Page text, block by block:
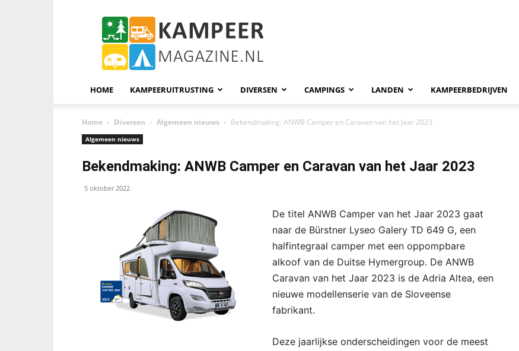
KampeerMagazine
HOME KAMPEERUITRUSTING DIVERSEN CAMPINGS LANDEN KAMPEERBEDRIJVEN
Home Diversen Algemeen nieuws Bekendmaking: ANWB Camper en Caravan van het Jaar 2023
Algemeen nieuws
Bekendmaking: ANWB Camper en Caravan van het Jaar 2023
5 oktober 2022
De titel ANWB Camper van het Jaar 2023 gaat
naar de Bürstner Lyseo Galery TD 649 G, een
halfintegraal camper met een oppompbare
alkoof van de Duitse Hymergroup. De ANWB
Caravan van het Jaar 2023 is de Adria Altea, een
nieuwe modellenserie van de Sloveense
fabrikant.
Deze jaarlijkse onderscheidingen voor de meest